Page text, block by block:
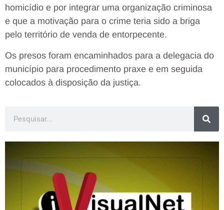
homicídio e por integrar uma organização criminosa
e que a motivação para o crime teria sido a briga
pelo território de venda de entorpecente.
Os presos foram encaminhados para a delegacia do
município para procedimento praxe e em seguida
colocados à disposição da justiça.